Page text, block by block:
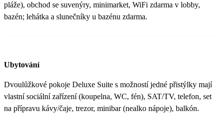
pláže), obchod se suvenýry, minimarket, WiFi zdarma v lobby,
bazén; lehátka a slunečníky u bazénu zdarma.
Ubytování
Dvoulůžkové pokoje Deluxe Suite s možností jedné přistýlky mají
vlastní sociální zařízení (koupelna, WC, fén), SAT/TV, telefon, set
na přípravu kávy/čaje, trezor, minibar (nealko nápoje), balkón.